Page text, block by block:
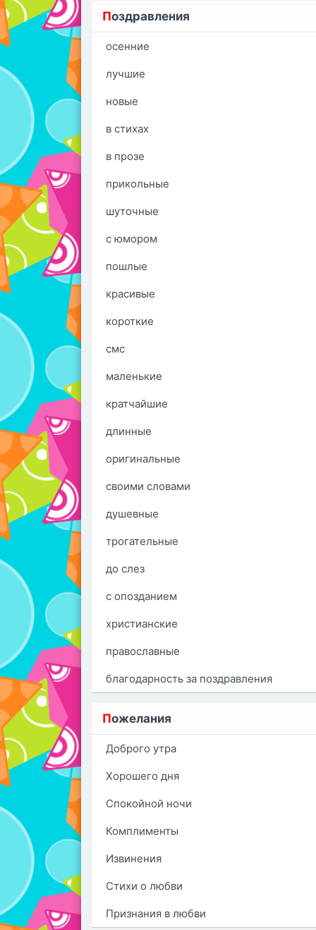
Поздравления
осенние
лучшие
новые
в стихах
в прозе
прикольные
шуточные
с юмором
пошлые
красивые
короткие
смс
маленькие
кратчайшие
длинные
оригинальные
своими словами
душевные
трогательные
до слез
с опозданием
христианские
православные
благодарность за поздравления
Пожелания
Доброго утра
Хорошего дня
Спокойной ночи
Комплименты
Извинения
Стихи о любви
Признания в любви